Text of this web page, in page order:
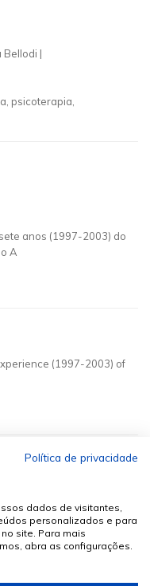
Bellodi |
psicoterapia,
anos (1997-2003) do
A
(1997-2003) of
Política de privacidade
dados de visitantes,
personalizados e para
site. Para mais
abra as configurações.